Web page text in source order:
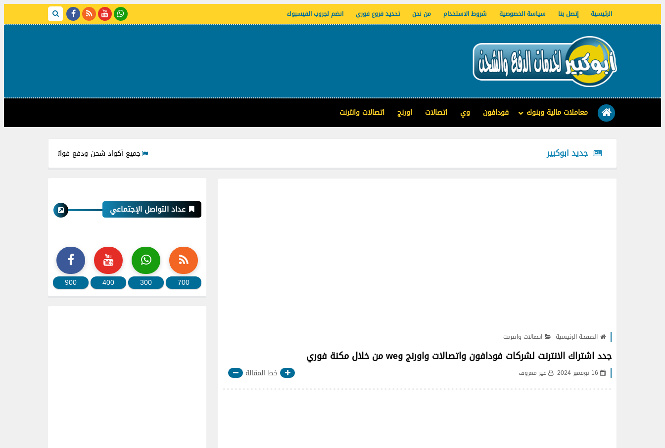
الرئيسية إتصل بنا سياسة الخصوصية شروط الاستخدام من نحن تحديد فروع فوري انضم لجروب الفيسبوك
معاملات مالية وبنوك فودافون وي اتصالات اورنج اتصالات وانترنت
جديد ابوكبير جميع أكواد شحن ودفع فواتير شركات مياه الشرب من خلال
الصفحة الرئيسية اتصالات وانترنت
جدد اشتراك الانترنت لشركات فودافون واتصالات واورنج وwe من خلال مكنة فوري
16 نوفمبر 2024 غير معروف خط المقالة
عداد التواصل الإجتماعي
700
300
400
900